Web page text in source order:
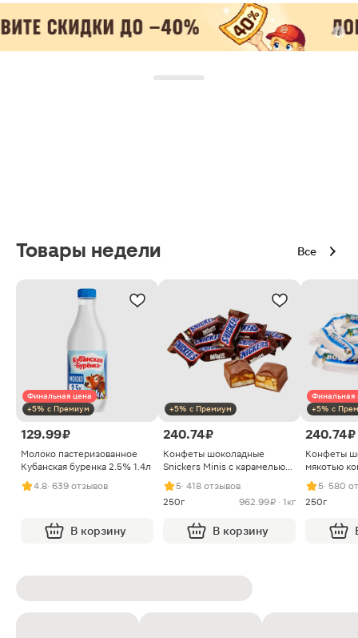
Товары недели Все
Финальная цена
+5% с Премиум
129.99 ₽
Молоко пастеризованное
Кубанская буренка 2.5% 1.4л
4.8· 639 отзывов
В корзину
+5% с Премиум
240.74 ₽
Конфеты шоколадные
Snickers Minis с карамелью
арахисом и нугой
5· 418 отзывов
250г
962.99 ₽ · 1кг
В корзину
Финальная
+5% с
240.74 ₽
Конфеты
мякотью
5· 580
250г